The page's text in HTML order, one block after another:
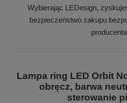
Wybierając LEDesign,
bezpieczeństwo zakupu
Lampa ring LED Orbit
obręcz, barwa
sterowanie